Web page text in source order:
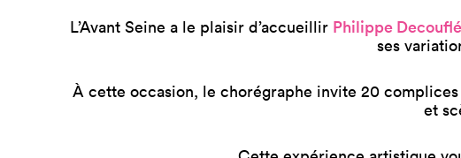
L’Avant Seine a le plaisir d’accueillir Philippe Decouflé
ses
À cette occasion, le chorégraphe invite 20
et